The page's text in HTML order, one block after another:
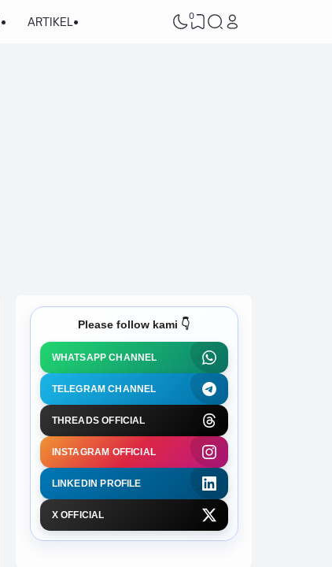
ARTIKEL 0
Please follow kami 👇
WHATSAPP CHANNEL
TELEGRAM CHANNEL
THREADS OFFICIAL
INSTAGRAM OFFICIAL
LINKEDIN PROFILE
X OFFICIAL